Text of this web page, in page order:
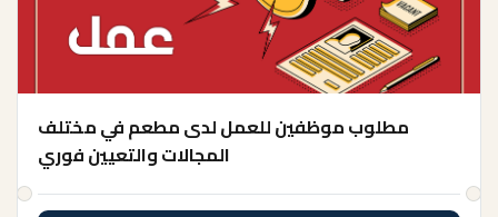
مطلوب موظفين للعمل لدى مطعم في مختلف
المجالات والتعيين فوري